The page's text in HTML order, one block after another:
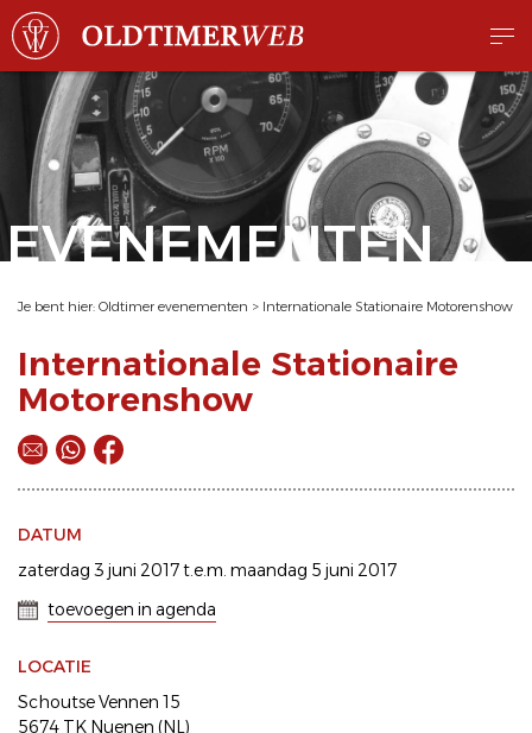
EVENEMENTEN
Je bent hier: Oldtimer evenementen > Internationale Stationaire Motorenshow
Internationale Stationaire
Motorenshow
DATUM
zaterdag 3 juni 2017 t.e.m. maandag 5 juni 2017
toevoegen in agenda
LOCATIE
Schoutse Vennen 15
5674 TK Nuenen (NL)